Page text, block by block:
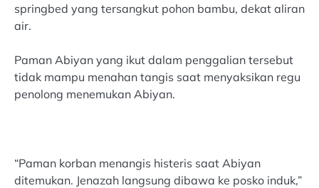
springbed yang tersangkut pohon bambu, dekat aliran
air.
Paman Abiyan yang ikut dalam penggalian tersebut
tidak mampu menahan tangis saat menyaksikan regu
penolong menemukan Abiyan.
“Paman korban menangis histeris saat Abiyan
ditemukan. Jenazah langsung dibawa ke posko induk,”